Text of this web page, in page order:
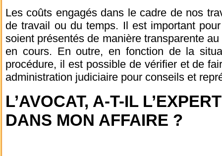
Les coûts engagés dans le cadre de nos
de travail ou du temps. Il est important
soient présentés de manière transparente
en cours. En outre, en fonction de la
procédure, il est possible de vérifier et de
administration judiciaire pour conseils et
L’AVOCAT, A-T-IL
DANS MON AFFAIRE ?